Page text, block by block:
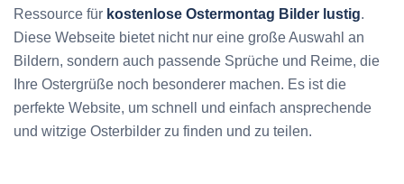
Ressource für kostenlose Ostermontag Bilder lustig.
Diese Webseite bietet nicht nur eine große Auswahl an
Bildern, sondern auch passende Sprüche und Reime, die
Ihre Ostergrüße noch besonderer machen. Es ist die
perfekte Website, um schnell und einfach ansprechende
und witzige Osterbilder zu finden und zu teilen.